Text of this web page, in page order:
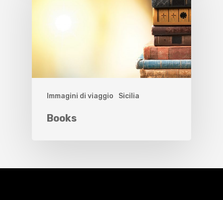
Immagini di viaggio Sicilia
Books